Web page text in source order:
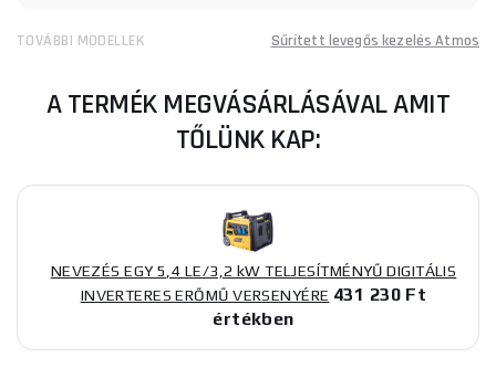
TOVÁBBI MODELLEK Sűrített levegős kezelés Atmos
A TERMÉK MEGVÁSÁRLÁSÁVAL AMIT
TŐLÜNK KAP:
NEVEZÉS EGY 5,4 LE/3,2 kW TELJESÍTMÉNYŰ DIGITÁLIS
INVERTERES ERŐMŰ VERSENYÉRE 431 230 Ft
értékben